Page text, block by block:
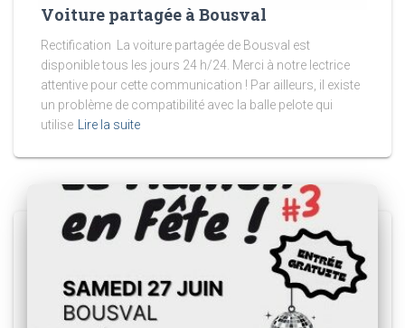
Voiture partagée à Bousval
Rectification La voiture partagée de Bousval est
disponible tous les jours 24 h/24. Merci à notre lectrice
attentive pour cette communication ! Par ailleurs, il existe
un problème de compatibilité avec la balle pelote qui
utilise Lire la suite